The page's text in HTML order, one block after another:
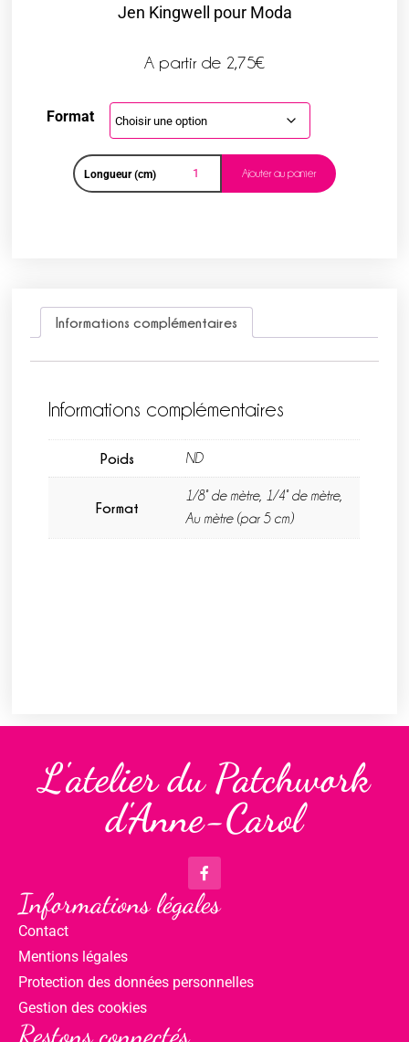
Jen Kingwell pour Moda
A partir de 2,75€
Format
Longueur (cm) Ajouter au panier
Informations complémentaires
Informations complémentaires
Poids ND
Format
1/8° de mètre, 1/4° de mètre,
Au mètre (par 5 cm)
L'atelier du Patchwork
d'Anne-Carol
Informations légales
Contact
Mentions légales
Protection des données personnelles
Gestion des cookies
Restons connectés